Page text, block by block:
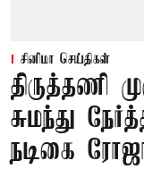
சினிமா செய்திகள்
திருத்தணி
சுமந்து
நடிகை